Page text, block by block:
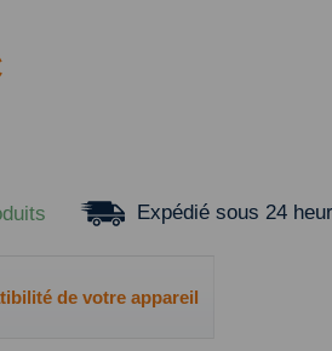
Expédié sous 24
de votre appareil